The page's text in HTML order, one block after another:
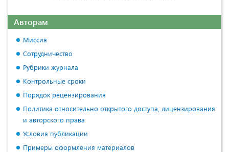
Авторам
Миссия
Сотрудничество
Рубрики журнала
Контрольные сроки
Порядок рецензирования
Политика относительно открытого доступа, лицензирования
и авторского права
Условия публикации
Примеры оформления материалов